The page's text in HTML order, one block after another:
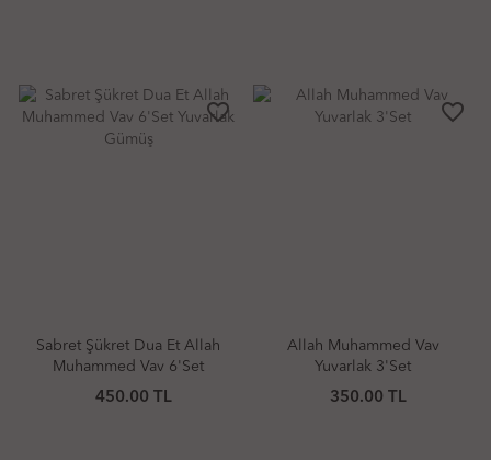
favorite_border
Sabret Şükret Dua Et Allah
Muhammed Vav 6'Set
Yuvarlak Gümüş
450.00 TL
favorite_border
Allah Muhammed Vav
Yuvarlak 3'Set
350.00 TL